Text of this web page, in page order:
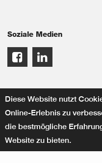
Soziale Medien
Diese Website nutzt
Online-Erlebnis zu
die bestmögliche
Website zu bieten.